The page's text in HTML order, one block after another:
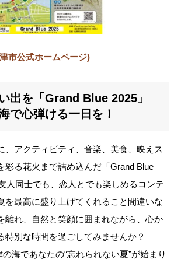
市公式ホームページ)
出を「Grand Blue 2025」
心弾ける一日を！
、アクティビティ、音楽、美食、映えス
彩る花火まで詰め込んだ「Grand Blue
人同士でも、恋人とでも楽しめるコンテ
を最高に盛り上げてくれること間違いな
離れ、自然と笑顔に囲まれながら、心か
特別な時間を過ごしてみませんか？
海であなたの“忘れられない夏”が始まり